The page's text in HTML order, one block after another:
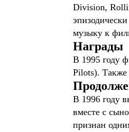
Division,
музыку к
Награды
В 1995 году
Pilots).
В 1996 году
вместе с
признан